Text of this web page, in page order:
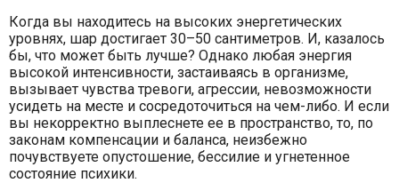
Когда вы находитесь на высоких энергетических
уровнях, шар достигает 30–50 сантиметров. И, казалось
бы, что может быть лучше? Однако любая энергия
высокой интенсивности, застаиваясь в организме,
вызывает чувства тревоги, агрессии, невозможности
усидеть на месте и сосредоточиться на чем-либо. И если
вы некорректно выплеснете ее в пространство, то, по
законам компенсации и баланса, неизбежно
почувствуете опустошение, бессилие и угнетенное
состояние психики.